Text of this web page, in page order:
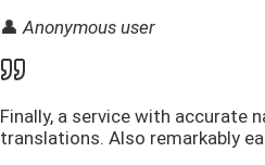
👤Anonymous user
Finally, a service with accurate
translations. Also remarkably